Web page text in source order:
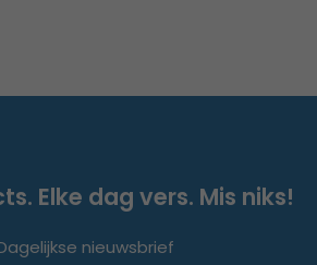
Elke dag vers. Mis niks!
nieuwsbrief